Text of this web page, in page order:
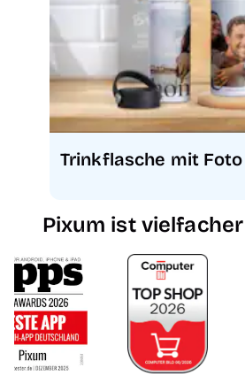
Trinkflasche mit Foto
Pixum ist